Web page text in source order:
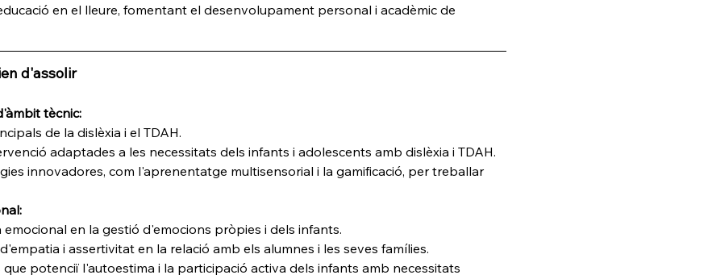
en el lleure, fomentant el desenvolupament personal i acadèmic de
d'assolir
tècnic:
de la dislèxia i el TDAH.
adaptades a les necessitats dels infants i adolescents amb dislèxia i TDAH.
innovadores, com l'aprenentatge multisensorial i la gamificació, per treballar
emocional en la gestió d'emocions pròpies i dels infants.
i assertivitat en la relació amb els alumnes i les seves famílies.
potenciï l'autoestima i la participació activa dels infants amb necessitats